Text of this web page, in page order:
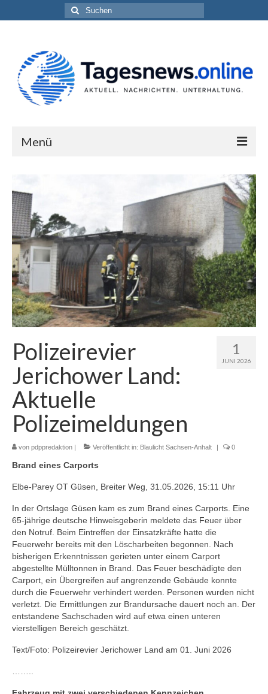
Suchen
nach:
Menü
Datenschutzerklärung
1
JUNI 2026
Polizeirevier
Jerichower Land:
Aktuelle
Polizeimeldungen
von pdppredaktion Veröffentlicht in: Blaulicht Sachsen-Anhalt 0
Brand eines Carports
Elbe-Parey OT Güsen, Breiter Weg, 31.05.2026, 15:11 Uhr
In der Ortslage Güsen kam es zum Brand eines Carports. Eine
65-jährige deutsche Hinweisgeberin meldete das Feuer über
den Notruf. Beim Eintreffen der Einsatzkräfte hatte die
Feuerwehr bereits mit den Löscharbeiten begonnen. Nach
bisherigen Erkenntnissen gerieten unter einem Carport
abgestellte Mülltonnen in Brand. Das Feuer beschädigte den
Carport, ein Übergreifen auf angrenzende Gebäude konnte
durch die Feuerwehr verhindert werden. Personen wurden nicht
verletzt. Die Ermittlungen zur Brandursache dauert noch an. Der
entstandene Sachschaden wird auf etwa einen unteren
vierstelligen Bereich geschätzt.
Text/Foto: Polizeirevier Jerichower Land am 01. Juni 2026
……..